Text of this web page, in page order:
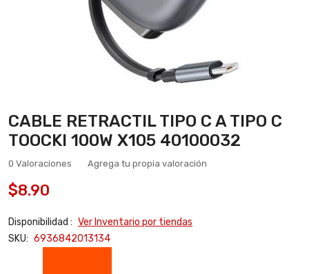
CABLE RETRACTIL TIPO C A TIPO C
TOOCKI 100W X105 40100032
0 Valoraciones Agrega tu propia valoración
$8.90
Disponibilidad : Ver Inventario por tiendas
SKU: 6936842013134